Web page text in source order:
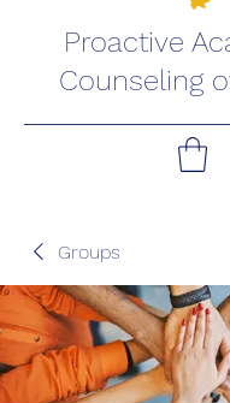
Proactive
Counseling
Groups